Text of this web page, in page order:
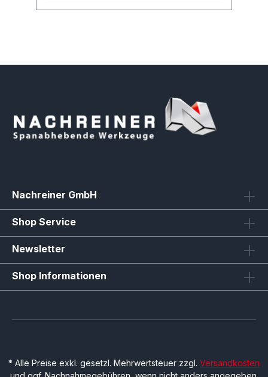
Nachreiner GmbH
Shop Service
Newsletter
Shop Informationen
* Alle Preise exkl. gesetzl. Mehrwertsteuer zzgl. Versandkosten